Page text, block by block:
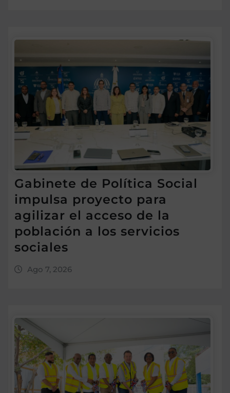
Gabinete de Política Social
impulsa proyecto para
agilizar el acceso de la
población a los servicios
sociales
Ago 7, 2026